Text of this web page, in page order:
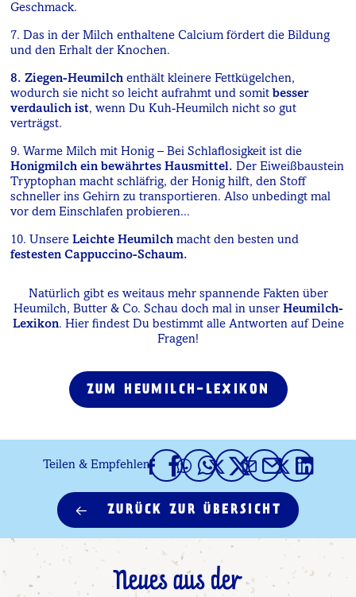
Geschmack.
7. Das in der Milch enthaltene Calcium fördert die Bildung
und den Erhalt der Knochen.
8. Ziegen-Heumilchenthält kleinere Fettkügelchen,
wodurch sie nicht so leicht aufrahmt und somit besser
verdaulich ist, wenn Du Kuh-Heumilch nicht so gut
verträgst.
9. Warme Milch mit Honig – Bei Schlaflosigkeit ist die
Honigmilch ein bewährtes Hausmittel. Der Eiweißbaustein
Tryptophan macht schläfrig, der Honig hilft, den Stoff
schneller ins Gehirn zu transportieren. Also unbedingt mal
vor dem Einschlafen probieren...
10. Unsere Leichte Heumilchmacht den besten und
festesten Cappuccino-Schaum.
Natürlich gibt es weitaus mehr spannende Fakten über
Heumilch, Butter & Co. Schau doch mal in unser Heumilch-
Lexikon. Hier findest Du bestimmt alle Antworten auf Deine
Fragen!
ZUM HEUMILCH-LEXIKON
ZURÜCK ZUR ÜBERSICHT
Teilen & Empfehlen
Neues aus der